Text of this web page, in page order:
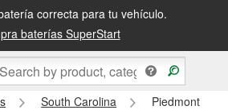
correcta para tu vehículo.
baterías SuperStart
South Carolina
Piedmont